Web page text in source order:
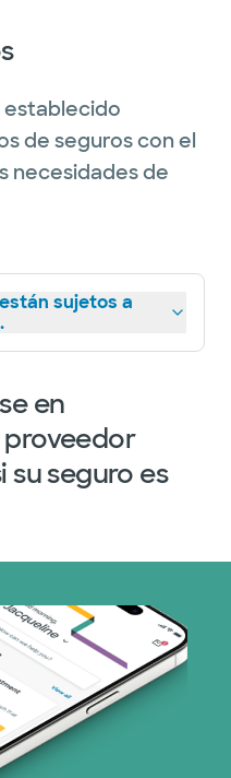
establecido
de seguros con el
necesidades de
sujetos a
en
su seguro es